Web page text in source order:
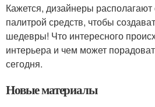
Кажется, дизайнеры
палитрой средств, чтобы
шедевры! Что интересного
интерьера и чем может
сегодня.
Новые материалы